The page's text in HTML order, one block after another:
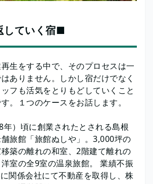
していく宿■
生をする中で、そのプロセスは一
ありません。しかし宿だけでなく
フも活気をとりもどしていくこと
。１つのケースをお話します。
）頃に創業されたとされる島根
旅館「旅館ぬしや」。3,000坪の
築の離れの和室、2階建て離れの
室の全9室の温泉旅館。 業績不振
関係会社にて不動産を取得し、株